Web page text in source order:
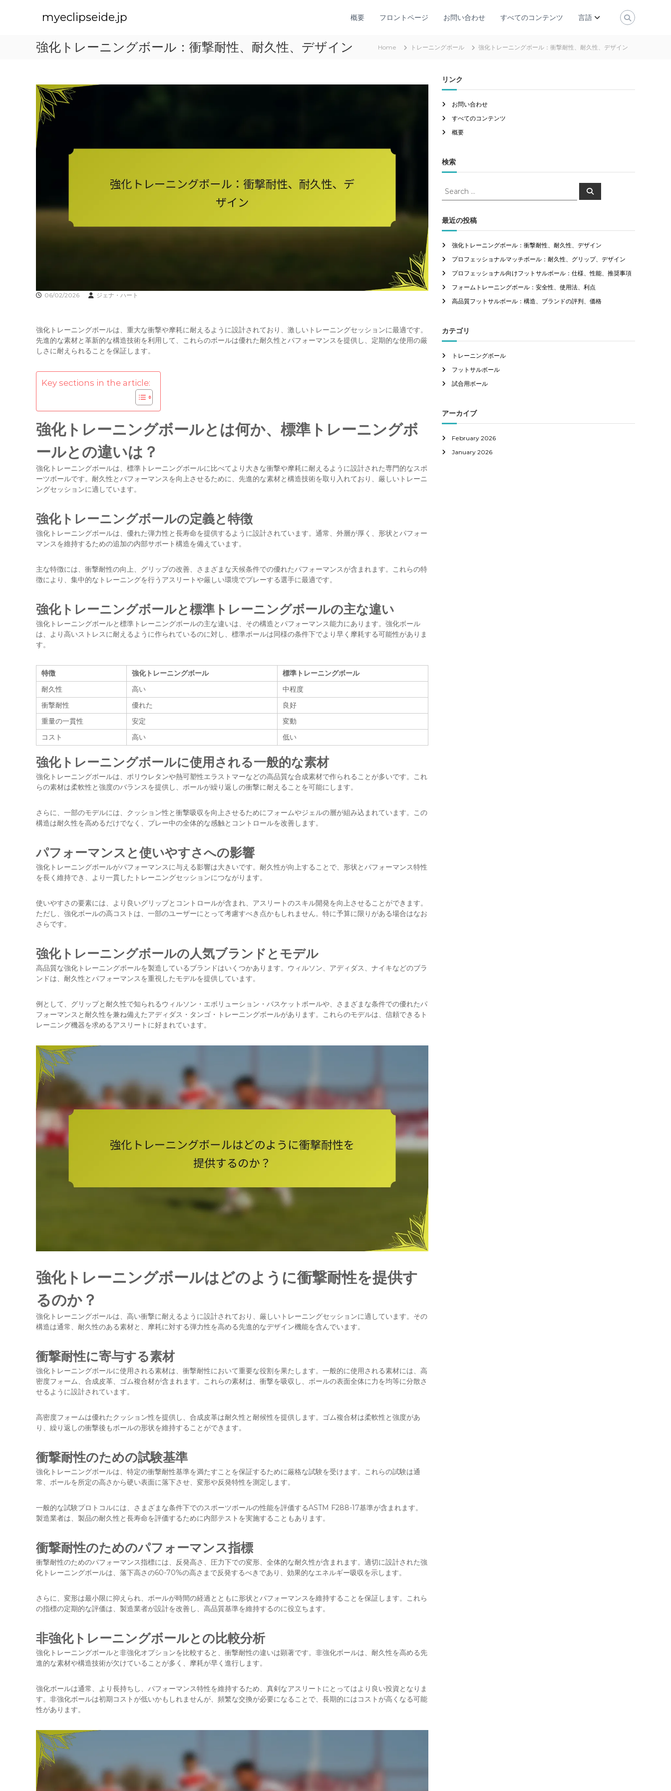
myeclipseide.jp 概要 フロントページ お問い合わせ すべてのコンテンツ 言語
強化トレーニングボール：衝撃耐性、耐久性、デザイン Home トレーニングボール 強化トレーニングボール：衝撃耐性、耐久性、デザイン
06/02/2026 ジェナ・ハート
強化トレーニングボールは、重大な衝撃や摩耗に耐えるように設計されており、激しいトレーニングセッションに最適です。
先進的な素材と革新的な構造技術を利用して、これらのボールは優れた耐久性とパフォーマンスを提供し、定期的な使用の厳
しさに耐えられることを保証します。
Key sections in the article:
強化トレーニングボールとは何か、標準トレーニングボ
ールとの違いは？
強化トレーニングボールは、標準トレーニングボールに比べてより大きな衝撃や摩耗に耐えるように設計された専門的なスポ
ーツボールです。耐久性とパフォーマンスを向上させるために、先進的な素材と構造技術を取り入れており、厳しいトレーニ
ングセッションに適しています。
強化トレーニングボールの定義と特徴
強化トレーニングボールは、優れた弾力性と長寿命を提供するように設計されています。通常、外層が厚く、形状とパフォー
マンスを維持するための追加の内部サポート構造を備えています。
主な特徴には、衝撃耐性の向上、グリップの改善、さまざまな天候条件での優れたパフォーマンスが含まれます。これらの特
徴により、集中的なトレーニングを行うアスリートや厳しい環境でプレーする選手に最適です。
強化トレーニングボールと標準トレーニングボールの主な違い
強化トレーニングボールと標準トレーニングボールの主な違いは、その構造とパフォーマンス能力にあります。強化ボール
は、より高いストレスに耐えるように作られているのに対し、標準ボールは同様の条件下でより早く摩耗する可能性がありま
す。
特徴 強化トレーニングボール
標準トレーニングボール
耐久性
高い
中程度
衝撃耐性
優れた
良好
重量の一貫性
安定
変動
コスト
高い 低い
強化トレーニングボールに使用される一般的な素材
強化トレーニングボールは、ポリウレタンや熱可塑性エラストマーなどの高品質な合成素材で作られることが多いです。これ
らの素材は柔軟性と強度のバランスを提供し、ボールが繰り返しの衝撃に耐えることを可能にします。
さらに、一部のモデルには、クッション性と衝撃吸収を向上させるためにフォームやジェルの層が組み込まれています。この
構造は耐久性を高めるだけでなく、プレー中の全体的な感触とコントロールを改善します。
パフォーマンスと使いやすさへの影響
強化トレーニングボールがパフォーマンスに与える影響は大きいです。耐久性が向上することで、形状とパフォーマンス特性
を長く維持でき、より一貫したトレーニングセッションにつながります。
使いやすさの要素には、より良いグリップとコントロールが含まれ、アスリートのスキル開発を向上させることができます。
ただし、強化ボールの高コストは、一部のユーザーにとって考慮すべき点かもしれません。特に予算に限りがある場合はなお
さらです。
強化トレーニングボールの人気ブランドとモデル
高品質な強化トレーニングボールを製造しているブランドはいくつかあります。ウィルソン、アディダス、ナイキなどのブラ
ンドは、耐久性とパフォーマンスを重視したモデルを提供しています。
例として、グリップと耐久性で知られるウィルソン・エボリューション・バスケットボールや、さまざまな条件での優れたパ
フォーマンスと耐久性を兼ね備えたアディダス・タンゴ・トレーニングボールがあります。これらのモデルは、信頼できるト
レーニング機器を求めるアスリートに好まれています。
強化トレーニングボールはどのように衝撃耐性を提供す
るのか？
強化トレーニングボールは、高い衝撃に耐えるように設計されており、厳しいトレーニングセッションに適しています。その
構造は通常、耐久性のある素材と、摩耗に対する弾力性を高める先進的なデザイン機能を含んでいます。
衝撃耐性に寄与する素材
強化トレーニングボールに使用される素材は、衝撃耐性において重要な役割を果たします。一般的に使用される素材には、高
密度フォーム、合成皮革、ゴム複合材が含まれます。これらの素材は、衝撃を吸収し、ボールの表面全体に力を均等に分散さ
せるように設計されています。
高密度フォームは優れたクッション性を提供し、合成皮革は耐久性と耐候性を提供します。ゴム複合材は柔軟性と強度があ
り、繰り返しの衝撃後もボールの形状を維持することができます。
衝撃耐性のための試験基準
強化トレーニングボールは、特定の衝撃耐性基準を満たすことを保証するために厳格な試験を受けます。これらの試験は通
常、ボールを所定の高さから硬い表面に落下させ、変形や反発特性を測定します。
一般的な試験プロトコルには、さまざまな条件下でのスポーツボールの性能を評価するASTM F288-17基準が含まれます。
製造業者は、製品の耐久性と長寿命を評価するために内部テストを実施することもあります。
衝撃耐性のためのパフォーマンス指標
衝撃耐性のためのパフォーマンス指標には、反発高さ、圧力下での変形、全体的な耐久性が含まれます。適切に設計された強
化トレーニングボールは、落下高さの60-70%の高さまで反発するべきであり、効果的なエネルギー吸収を示します。
さらに、変形は最小限に抑えられ、ボールが時間の経過とともに形状とパフォーマンスを維持することを保証します。これら
の指標の定期的な評価は、製造業者が設計を改善し、高品質基準を維持するのに役立ちます。
非強化トレーニングボールとの比較分析
強化トレーニングボールと非強化オプションを比較すると、衝撃耐性の違いは顕著です。非強化ボールは、耐久性を高める先
進的な素材や構造技術が欠けていることが多く、摩耗が早く進行します。
強化ボールは通常、より長持ちし、パフォーマンス特性を維持するため、真剣なアスリートにとってはより良い投資となりま
す。非強化ボールは初期コストが低いかもしれませんが、頻繁な交換が必要になることで、長期的にはコストが高くなる可能
性があります。
リンク
お問い合わせ
すべてのコンテンツ
概要
検索
S
r
c
f
o
r
S
最近の投稿
強化トレーニングボール：衝撃耐性、耐久性、デザイン
プロフェッショナルマッチボール：耐久性、グリップ、デザイン
プロフェッショナル向けフットサルボール：仕様、性能、推奨事項
フォームトレーニングボール：安全性、使用法、利点
高品質フットサルボール：構造、ブランドの評判、価格
カテゴリ
トレーニングボール
フットサルボール
試合用ボール
アーカイブ
February 2026
January 2026